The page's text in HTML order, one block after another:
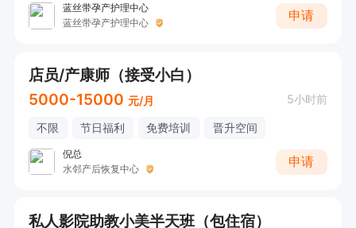
蓝丝带孕产护理中心
蓝丝带孕产护理中心
申请
店员/产康师（接受小白）
5000-15000 元/月 5小时前
不限 节日福利 免费培训 晋升空间
倪总
水邻产后恢复中心
申请
私人影院助教小美半天班（包住宿）